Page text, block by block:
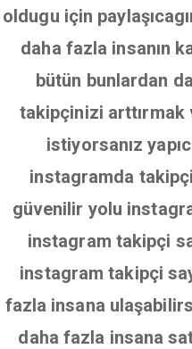
oldugu için
daha fazla insanın
bütün bunlardan
takipçinizi arttırmak
istiyorsanız
instagramda takipçi
güvenilir yolu
instagram takipçi
instagram takipçi
fazla insana
daha fazla insana